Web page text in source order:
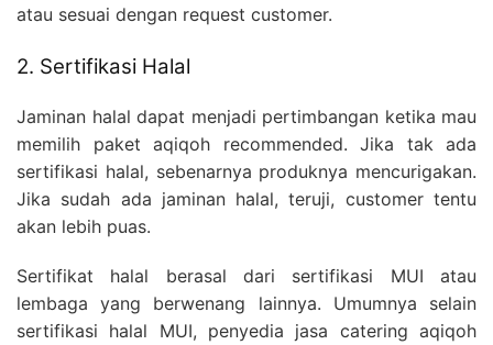
atau sesuai dengan request customer.
2. Sertifikasi Halal
Jaminan halal dapat menjadi pertimbangan ketika mau
memilih paket aqiqoh recommended. Jika tak ada
sertifikasi halal, sebenarnya produknya mencurigakan.
Jika sudah ada jaminan halal, teruji, customer tentu
akan lebih puas.
Sertifikat halal berasal dari sertifikasi MUI atau
lembaga yang berwenang lainnya. Umumnya selain
sertifikasi halal MUI, penyedia jasa catering aqiqoh